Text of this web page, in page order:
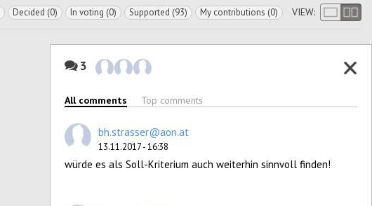
Decided (0) In voting (0) Supported (93) My contributions (0) VIEW:
3
All comments Top comments
bh.strasser@aon.at
13.11.2017 - 16:38
würde es als Soll-Kriterium auch weiterhin sinnvoll finden!